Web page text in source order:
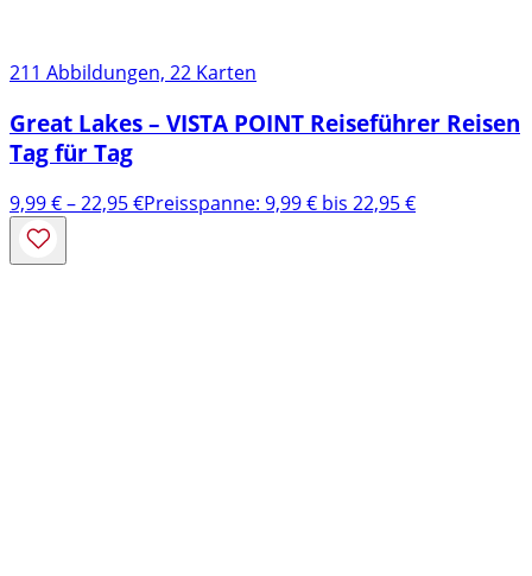
211 Abbildungen, 22 Karten
Great Lakes – VISTA POINT Reiseführer Reisen
Tag für Tag
9,99€–22,95€Preisspanne: 9,99 € bis 22,95 €